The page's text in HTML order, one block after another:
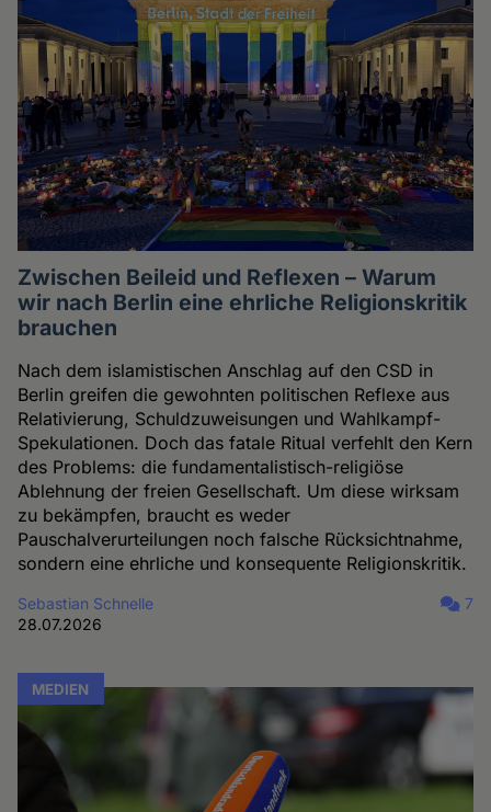
Zwischen Beileid und Reflexen – Warum
wir nach Berlin eine ehrliche Religionskritik
brauchen
Nach dem islamistischen Anschlag auf den CSD in
Berlin greifen die gewohnten politischen Reflexe aus
Relativierung, Schuldzuweisungen und Wahlkampf-
Spekulationen. Doch das fatale Ritual verfehlt den Kern
des Problems: die fundamentalistisch-religiöse
Ablehnung der freien Gesellschaft. Um diese wirksam
zu bekämpfen, braucht es weder
Pauschalverurteilungen noch falsche Rücksichtnahme,
sondern eine ehrliche und konsequente Religionskritik.
Sebastian Schnelle
28.07.2026
7
MEDIEN